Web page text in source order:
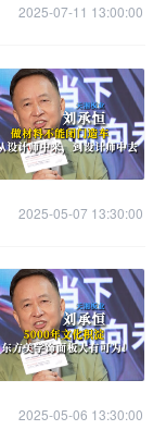
2025-07-11 13:00:00
2025-05-07 13:30:00
2025-05-06 13:30:00